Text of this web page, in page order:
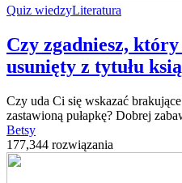
Quiz wiedzyLiteratura
Czy zgadniesz, który
usunięty z tytułu
Czy uda Ci się wskazać
zastawioną pułapkę? Dobrej
Betsy
177,344 rozwiązania